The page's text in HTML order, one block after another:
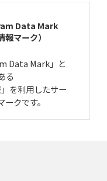
Data Mark
報マーク）
Data Mark」と
る
を利用したサー
クです。